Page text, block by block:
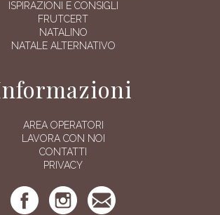
ISPIRAZIONI E CONSIGLI
FRUTCERT
NATALINO
NATALE ALTERNATIVO
AREA OPERATORI
LAVORA CON NOI
CONTATTI
PRIVACY